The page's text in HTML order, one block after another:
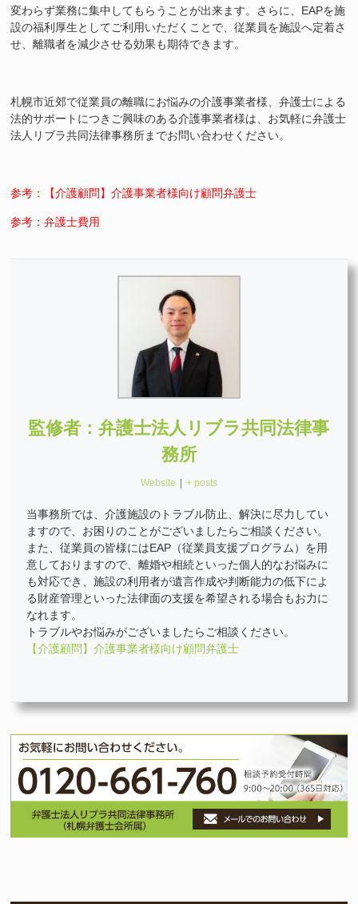
変わらず業務に集中してもらうことが出来ます。さらに、EAPを施
設の福利厚生としてご利用いただくことで、従業員を施設へ定着さ
せ、離職者を減少させる効果も期待できます。
札幌市近郊で従業員の離職にお悩みの介護事業者様、弁護士による
法的サポートにつきご興味のある介護事業者様は、お気軽に弁護士
法人リブラ共同法律事務所までお問い合わせください。
参考：【介護顧問】介護事業者様向け顧問弁護士
参考：弁護士費用
監修者：弁護士法人リブラ共同法律事
務所
Website | + posts
当事務所では、介護施設のトラブル防止、解決に尽力してい
ますので、お困りのことがございましたらご相談ください。
また、従業員の皆様にはEAP（従業員支援プログラム）を用
意しておりますので、離婚や相続といった個人的なお悩みに
も対応でき、施設の利用者が遺言作成や判断能力の低下によ
る財産管理といった法律面の支援を希望される場合もお力に
なれます。
トラブルやお悩みがございましたらご相談ください。
【介護顧問】介護事業者様向け顧問弁護士